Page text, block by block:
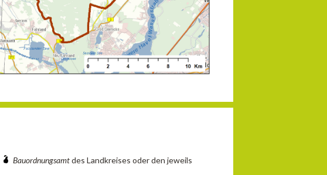
Bauordnungsamtdes Landkreises oder den jeweils